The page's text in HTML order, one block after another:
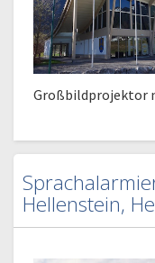
Großbildprojektor
Hellenstein,